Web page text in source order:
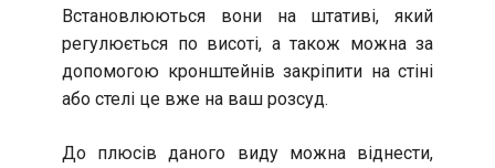
Встановлюються вони на штативі, який
регулюється по висоті, а також можна за
допомогою кронштейнів закріпити на стіні
або стелі це вже на ваш розсуд.
До плюсів даного виду можна віднести,